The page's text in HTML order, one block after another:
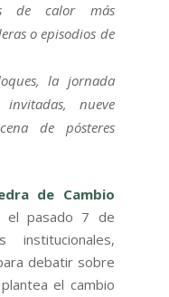
de calor más
o episodios de
la jornada
nueve
de pósteres
de Cambio
el pasado 7 de
institucionales,
debatir sobre
el cambio